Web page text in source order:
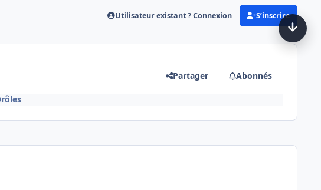
Utilisateur existant ? Connexion S’inscrire
Partager Abonnés